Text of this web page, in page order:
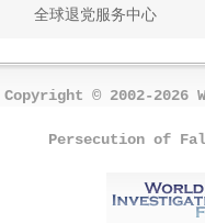
全球退党服务中心
Copyright © 2002-
Persecution of